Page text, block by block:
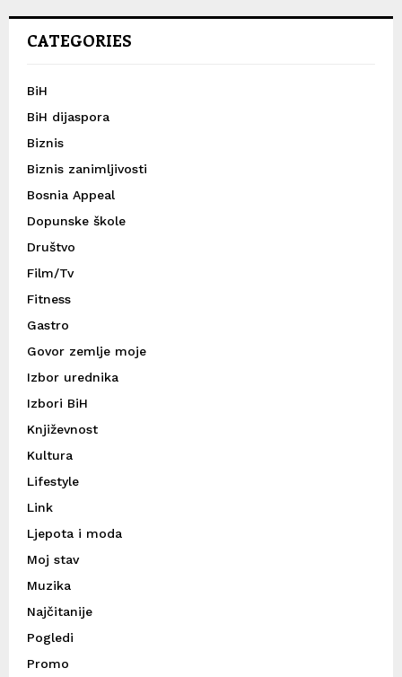
CATEGORIES
BiH
BiH dijaspora
Biznis
Biznis zanimljivosti
Bosnia Appeal
Dopunske škole
Društvo
Film/Tv
Fitness
Gastro
Govor zemlje moje
Izbor urednika
Izbori BiH
Književnost
Kultura
Lifestyle
Link
Ljepota i moda
Moj stav
Muzika
Najčitanije
Pogledi
Promo